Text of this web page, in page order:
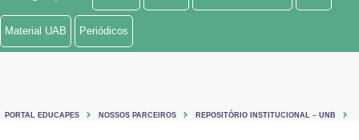
Ministério de Minas e Energia
Material UAB Periódicos
PORTAL EDUCAPES NOSSOS PARCEIROS REPOSITÓRIO INSTITUCIONAL – UNB